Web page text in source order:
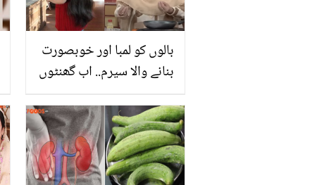
بالوں کو لمبا اور خوبصورت
بنانے والا سیرم.. اب گھنٹوں
پانی سے بننے والا ڈاکٹر
بتول کا سیرم آزمائیں